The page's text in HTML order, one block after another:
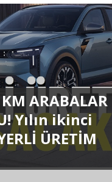
KM ARABALAR
Yılın ikinci
ÜRETİM